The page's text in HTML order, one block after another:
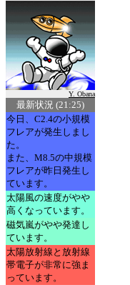
Y. Obana
最新状況 (21:25)
今日、C2.4の小規模
フレアが発生しまし
た。
また、M8.5の中規模
フレアが昨日発生し
ています。
太陽風の速度がやや
高くなっています。
磁気嵐がやや発達し
ています。
太陽放射線と放射線
帯電子が非常に強ま
っています。